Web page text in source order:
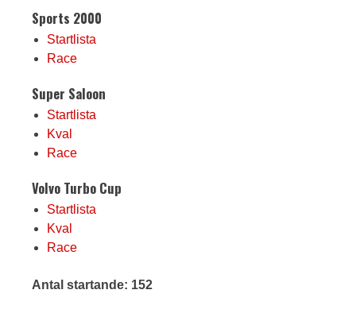
Sports 2000
Startlista
Race
Super Saloon
Startlista
Kval
Race
Volvo Turbo Cup
Startlista
Kval
Race
Antal startande: 152